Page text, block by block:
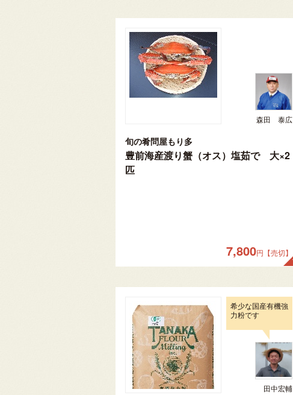
森田 泰広
旬の肴問屋もり多
豊前海産渡り蟹（オス）塩茹で 大×2
匹
7,800円【売切】
希少な国産有機強
力粉です
田中宏輔